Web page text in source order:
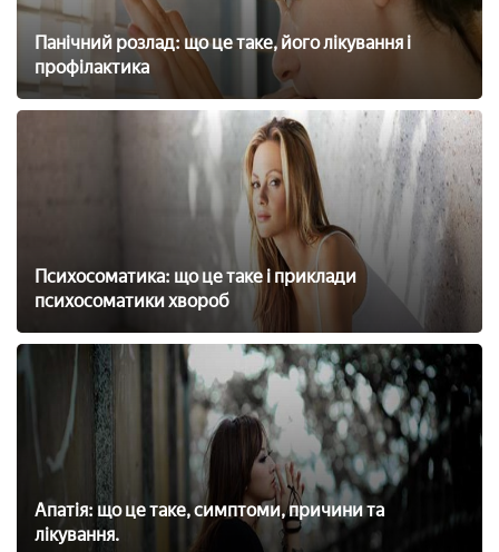
Панічний розлад: що це таке, його лікування і
профілактика
Психосоматика: що це таке і приклади
психосоматики хвороб
Апатія: що це таке, симптоми, причини та
лікування.